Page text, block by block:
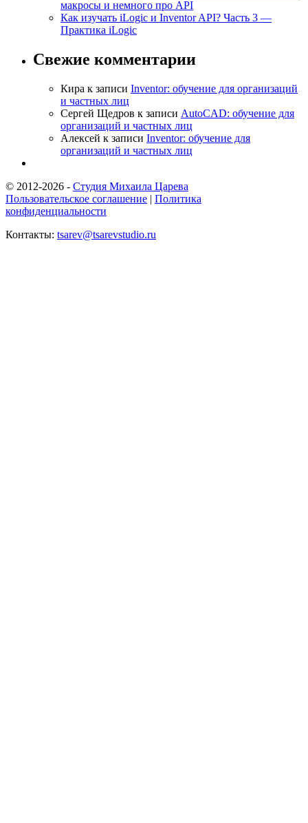
макросы и немного про API
Как изучать iLogic и Inventor API? Часть 3 —
Практика iLogic
Свежие комментарии
Кира к записи Inventor: обучение для организаций
и частных лиц
Сергей Щедров к записи AutoCAD: обучение для
организаций и частных лиц
Алексей к записи Inventor: обучение для
организаций и частных лиц
© 2012-2026 - Студия Михаила Царева
Пользовательское соглашение | Политика
конфиденциальности
Контакты: tsarev@tsarevstudio.ru